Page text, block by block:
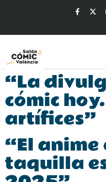
“La
cómic
artífices”
“El anime
taquilla